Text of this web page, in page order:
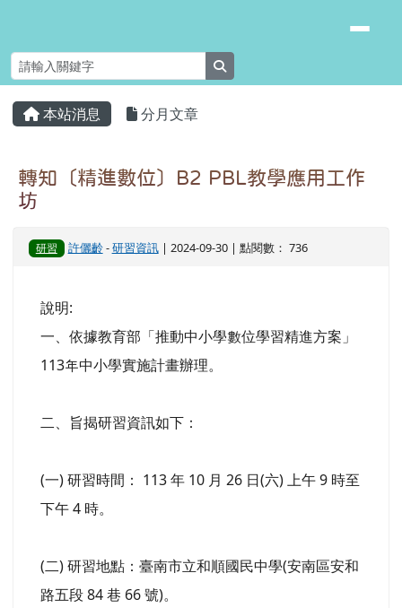
主內容區域
本站消息 分月文章
轉知〔精進數位〕B2 PBL教學應用工作
坊
研習 許儷齡-研習資訊| 2024-09-30 | 點閱數： 736
說明:
一、依據教育部「推動中小學數位學習精進方案」
113年中小學實施計畫辦理。
二、旨揭研習資訊如下：
(一) 研習時間： 113 年 10 月 26 日(六) 上午 9 時至
下午 4 時。
(二) 研習地點：臺南市立和順國民中學(安南區安和
路五段 84 巷 66 號)。
頁尾區域